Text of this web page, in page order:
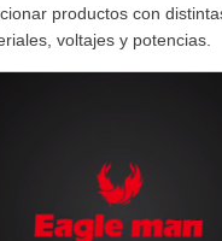
productos con
voltajes y potencias.